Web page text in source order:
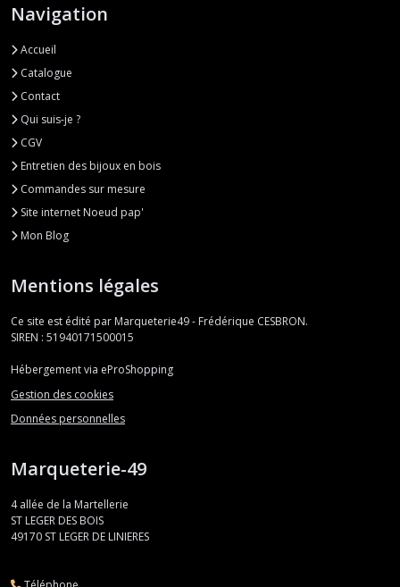
Navigation
Accueil
Catalogue
Contact
Qui suis-je ?
CGV
Entretien des bijoux en bois
Commandes sur mesure
Site internet Noeud pap'
Mon Blog
Mentions légales
Ce site est édité par Marqueterie49 - Frédérique CESBRON.
SIREN : 51940171500015
Hébergement via eProShopping
Gestion des cookies
Données personnelles
Marqueterie-49
4 allée de la Martellerie
ST LEGER DES BOIS
49170 ST LEGER DE LINIERES